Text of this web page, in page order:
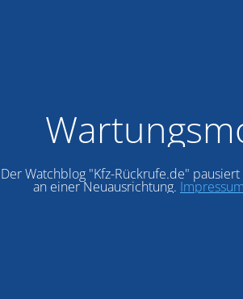
Der Watchblog "Kfz-Rückrufe.de" pausiert
an einer Neuausrichtung. Impressum